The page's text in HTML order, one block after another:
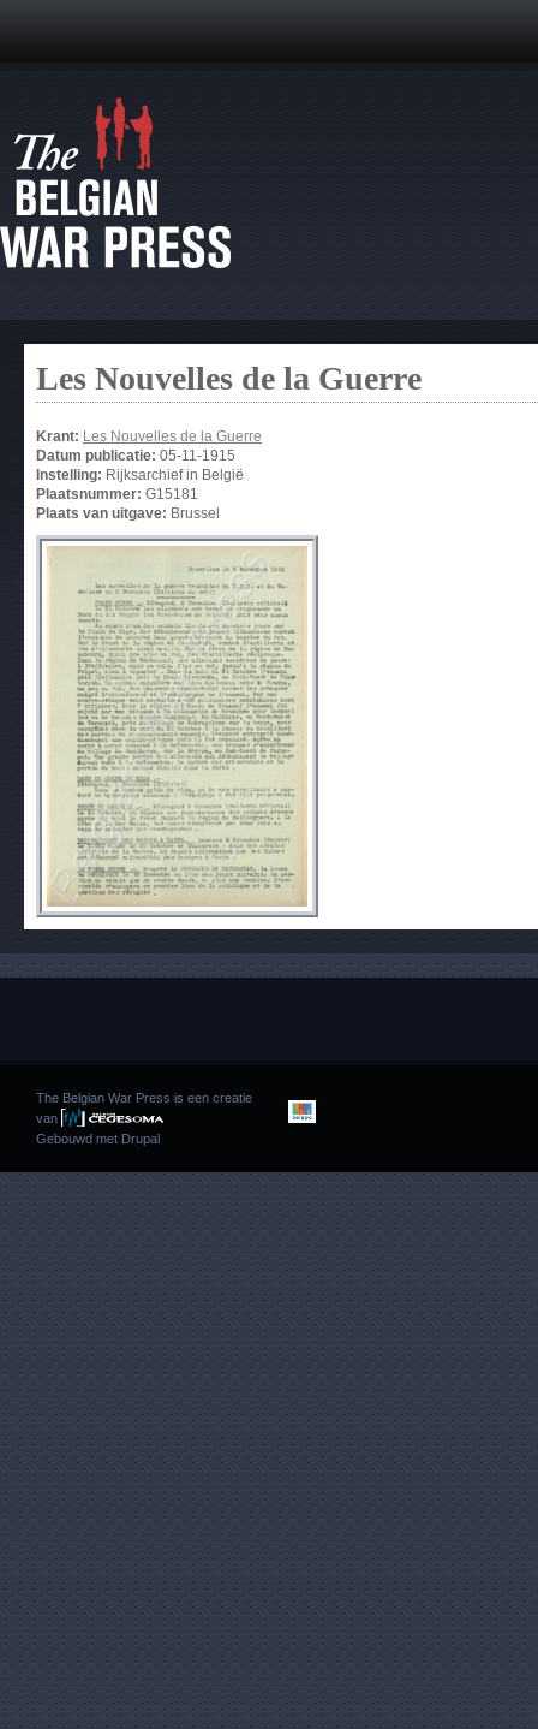
Les Nouvelles de la Guerre
Krant: Les Nouvelles de la Guerre
Datum publicatie: 05-11-1915
Instelling: Rijksarchief in België
Plaatsnummer: G15181
Plaats van uitgave: Brussel
The Belgian War Press is een creatie
van
Gebouwd met Drupal